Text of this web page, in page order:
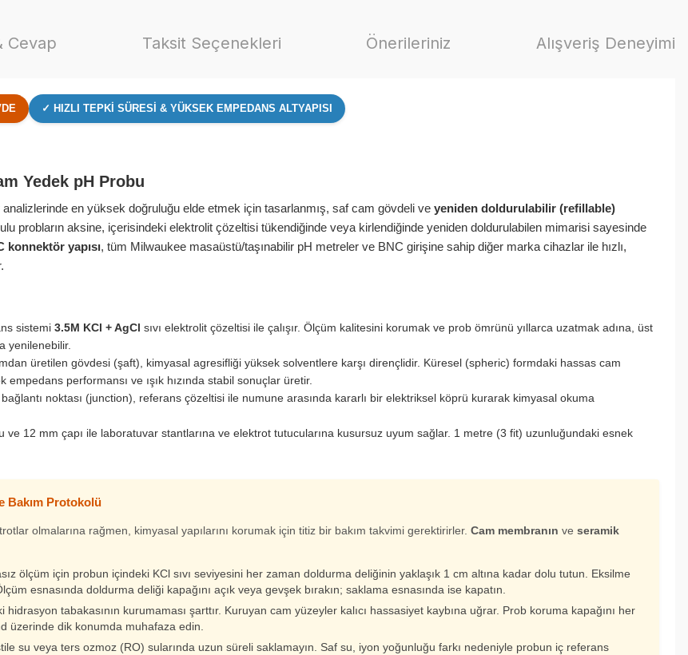
Cevap Taksit Seçenekleri Önerileriniz Alışveriş Deneyimi
✓ HIZLI TEPKI SÜRESI & YÜKSEK EMPEDANS ALTYAPISI
Yedek pH Probu
en yüksek doğruluğu elde etmek için tasarlanmış, saf cam gövdeli ve yeniden doldurulabilir (refillable)
probların aksine, içerisindeki elektrolit çözeltisi tükendiğinde veya kirlendiğinde yeniden doldurulabilen mimarisi sayesinde
konnektör yapısı, tüm Milwaukee masaüstü/taşınabilir pH metreler ve BNC girişine sahip diğer marka cihazlar ile hızlı,
sistemi 3.5M KCl + AgCl sıvı elektrolit çözeltisi ile çalışır. Ölçüm kalitesini korumak ve prob ömrünü yıllarca uzatmak adına, üst
yenilenebilir.
üretilen gövdesi (şaft), kimyasal agresifliği yüksek solventlere karşı dirençlidir. Küresel (spheric) formdaki hassas cam
performansı ve ışık hızında stabil sonuçlar üretir.
noktası (junction), referans çözeltisi ile numune arasında kararlı bir elektriksel köprü kurarak kimyasal okuma
ve 12 mm çapı ile laboratuvar stantlarına ve elektrot tutucularına kusursuz uyum sağlar. 1 metre (3 fit) uzunluğundaki esnek
Bakım Protokolü
olmalarına rağmen, kimyasal yapılarını korumak için titiz bir bakım takvimi gerektirirler. Cam membranın ve seramik
ölçüm için probun içindeki KCl sıvı seviyesini her zaman doldurma deliğinin yaklaşık 1 cm altına kadar dolu tutun. Eksilme
esnasında doldurma deliği kapağını açık veya gevşek bırakın; saklama esnasında ise kapatın.
hidrasyon tabakasının kurumaması şarttır. Kuruyan cam yüzeyler kalıcı hassasiyet kaybına uğrar. Prob koruma kapağını her
üzerinde dik konumda muhafaza edin.
su veya ters ozmoz (RO) sularında uzun süreli saklamayın. Saf su, iyon yoğunluğu farkı nedeniyle probun iç referans